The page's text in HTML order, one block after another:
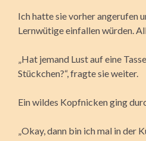
Ich hatte sie vorher angerufen
Lernwütige einfallen würden.
„Hat jemand Lust auf eine
Stückchen?“, fragte sie weiter.
Ein wildes Kopfnicken ging
„Okay, dann bin ich mal in der